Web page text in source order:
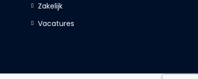
Zakelijk
Vacatures